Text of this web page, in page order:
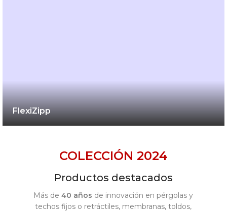
FlexiZipp
COLECCIÓN 2024
Productos destacados
Más de 40 años de innovación en pérgolas y
techos fijos o retráctiles, membranas, toldos,